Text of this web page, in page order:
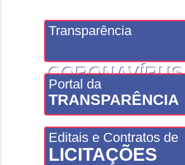
Transparência
CORONAVÍRUS
Portal da
TRANSPARÊNCIA
Editais e Contratos de
LICITAÇÕES